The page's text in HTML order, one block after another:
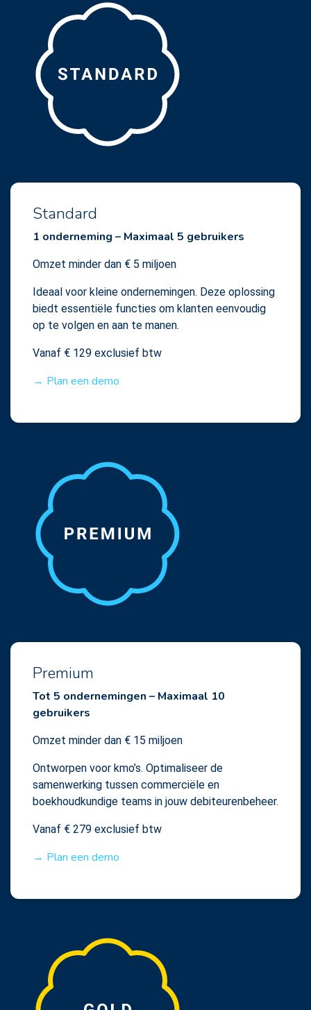
Standard
1 onderneming – Maximaal 5 gebruikers
Omzet minder dan € 5 miljoen
Ideaal voor kleine ondernemingen. Deze oplossing
biedt essentiële functies om klanten eenvoudig
op te volgen en aan te manen.
Vanaf € 129 exclusief btw
→ Plan een demo
Premium
Tot 5 ondernemingen – Maximaal 10
gebruikers
Omzet minder dan € 15 miljoen
Ontworpen voor kmo’s. Optimaliseer de
samenwerking tussen commerciële en
boekhoudkundige teams in jouw debiteurenbeheer.
Vanaf € 279 exclusief btw
→ Plan een demo